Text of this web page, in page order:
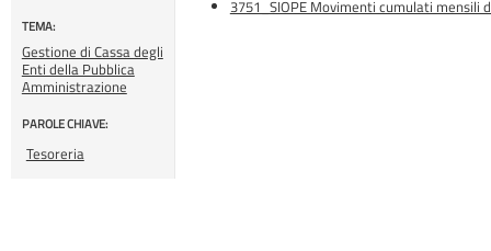
TEMA:
Gestione di Cassa degli
Enti della Pubblica
Amministrazione
PAROLE CHIAVE:
Tesoreria
3751_SIOPE Movimenti cumulati mensili